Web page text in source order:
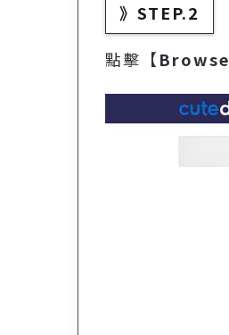
》STEP.2
點擊【Browse